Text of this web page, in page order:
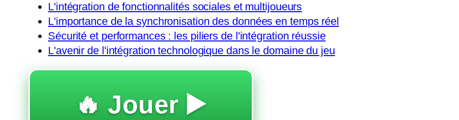
L'intégration de fonctionnalités sociales et multijoueurs
L'importance de la synchronisation des données en temps réel
Sécurité et performances : les piliers de l'intégration réussie
L'avenir de l'intégration technologique dans le domaine du jeu
🔥 Jouer ▶️